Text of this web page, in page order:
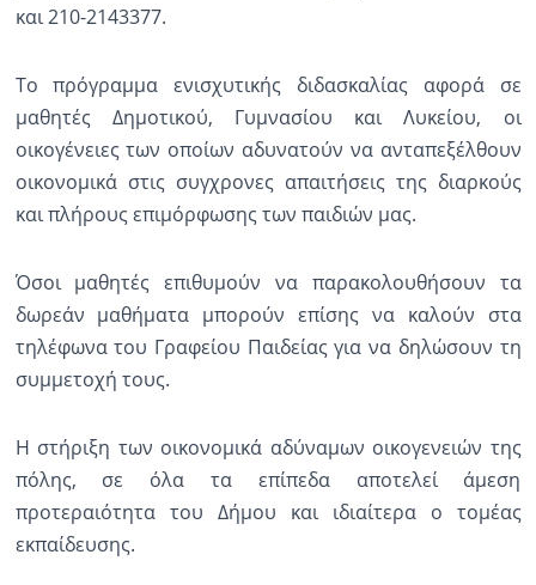
και 210-2143377.
Το πρόγραμμα ενισχυτικής διδασκαλίας αφορά σε
μαθητές Δημοτικού, Γυμνασίου και Λυκείου, οι
οικογένειες των οποίων αδυνατούν να ανταπεξέλθουν
οικονομικά στις συγχρονες απαιτήσεις της διαρκούς
και πλήρους επιμόρφωσης των παιδιών μας.
Όσοι μαθητές επιθυμούν να παρακολουθήσουν τα
δωρεάν μαθήματα μπορούν επίσης να καλούν στα
τηλέφωνα του Γραφείου Παιδείας για να δηλώσουν τη
συμμετοχή τους.
Η στήριξη των οικονομικά αδύναμων οικογενειών της
πόλης, σε όλα τα επίπεδα αποτελεί άμεση
προτεραιότητα του Δήμου και ιδιαίτερα ο τομέας
εκπαίδευσης.